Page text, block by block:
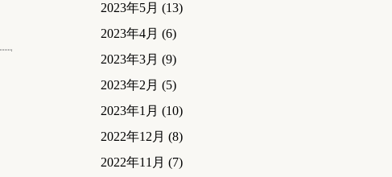
2023年5月 (13)
2023年4月 (6)
2023年3月 (9)
2023年2月 (5)
2023年1月 (10)
2022年12月 (8)
2022年11月 (7)